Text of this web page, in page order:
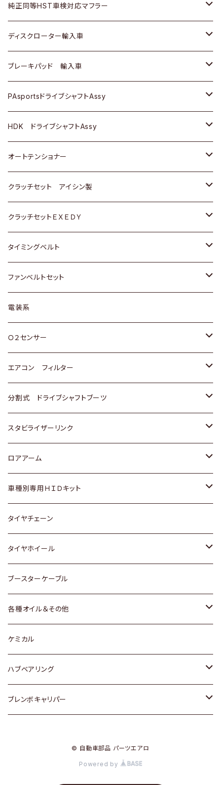
スバル
三菱
スバル
ダイハツ
マツダ
三菱
スバル
ＢＥＮＺ
ダイハツ
マツダ
三菱
スバル
いすゞ
ダイハツ
マツダ
三菱
スバル
スズキ
日産
ダイハツ
マツダ
三菱
スバル
ホンダ
スズキ
日産
ダイハツ
マツダ
三菱
スバル
ホンダ
スズキ
日産
ダイハツ
マツダ
三菱
スバル
純正同等HST車検対応マフラー
トヨタ
ホンダ
スズキ
日産
いすゞ
ダイハツ
マツダ
三菱
スバル
日野
ディスクローター輸入車
ＡＵＤＩ
ＢＥＮＺ
ＢＭＷ
GOLF
ＷＡＧＥＮ
アストロ（シボレー）
クライスラー
ブレーキパッド 輸入車
ＢＥＮＺ
ＢＭＷ
ＷＡＧＥＮ
ＶＯＬＶＯ
PAsportsドライブシャフトAssy
トヨタ
ホンダ
スズキ
日産
ダイハツ
マツダ
三菱
スバル
HDK ドライブシャフトAssy
スズキ
ダイハツ
日産
ホンダ
マツダ
オートテンショナー
トヨタ
クラッチセット アイシン製
ホンダ
スズキ
ダイハツ
マツダ
三菱
スバル
クラッチセットＥＸＥＤＹ
ホンダ
スズキ
日産
ダイハツ
マツダ
三菱
スバル
タイミングベルト
トヨタ
スズキ
ダイハツ
三菱
スバル
ファンベルトセット
トヨタ
ホンダ
スズキ
日産
いすゞ
ダイハツ
マツダ
三菱
スバル
レクサス
電装系
Ｏ２センサー
トヨタ
ホンダ
スズキ
日産
ダイハツ
マツダ
三菱
スバル
エアコン フィルター
トヨタ
ホンダ
スズキ
日産
いすゞ
ダイハツ
マツダ
三菱
スバル
分割式 ドライブシャフトブーツ
トヨタ
ホンダ
スズキ
日産
ダイハツ
スバル
スタビライザーリンク
トヨタ
ホンダ
スズキ
日産
ダイハツ
マツダ
ロアアーム
ホンダ
スズキ
日産
ダイハツ
マツダ
スバル
車種別専用ＨＩＤキット
トヨタ
マツダ
タイヤチェーン
タイヤホイール
トヨタ
ホンダ
スズキ
日産
ダイハツ
ブースターケーブル
各種オイル＆その他
ディーデル洗浄添加剤
ケミカル
ハブベアリング
トヨタ
ブレンボキャリパー
© 自動車部品 パーツエアロ
Powered by